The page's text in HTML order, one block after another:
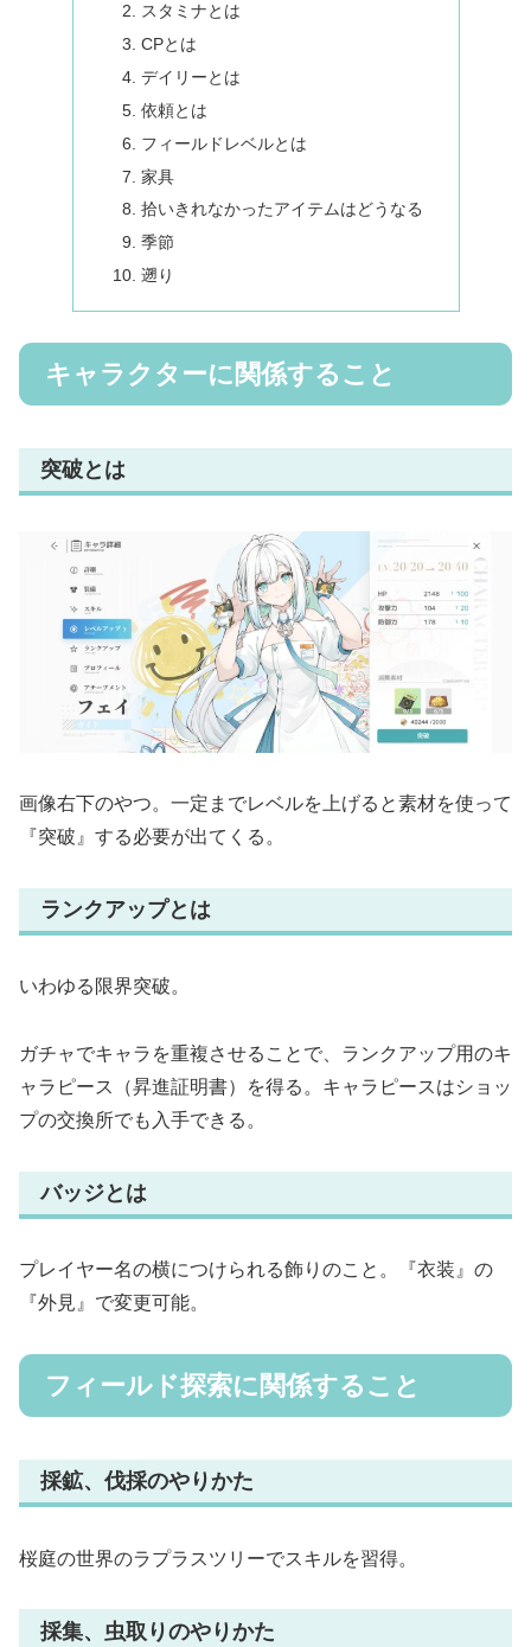
スタミナとは
CPとは
デイリーとは
依頼とは
フィールドレベルとは
家具
拾いきれなかったアイテムはどうなる
季節
遡り
キャラクターに関係すること
突破とは
画像右下のやつ。一定までレベルを上げると素材を使って
『突破』する必要が出てくる。
ランクアップとは
いわゆる限界突破。
ガチャでキャラを重複させることで、ランクアップ用のキ
ャラピース（昇進証明書）を得る。キャラピースはショッ
プの交換所でも入手できる。
バッジとは
プレイヤー名の横につけられる飾りのこと。『衣装』の
『外見』で変更可能。
フィールド探索に関係すること
採鉱、伐採のやりかた
桜庭の世界のラプラスツリーでスキルを習得。
採集、虫取りのやりかた